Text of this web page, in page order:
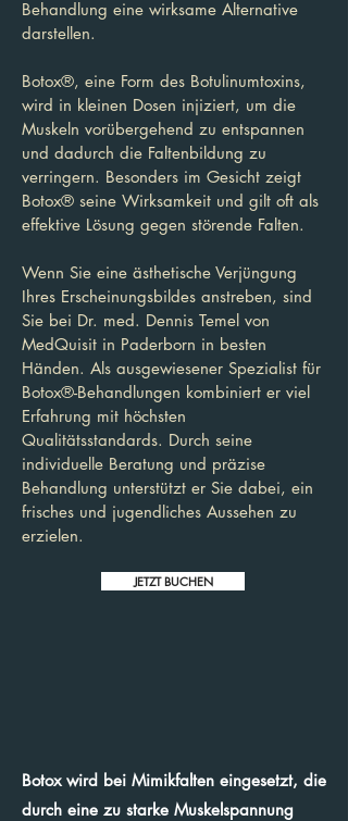
Behandlung eine wirksame Alternative
darstellen.
Botox®, eine Form des Botulinumtoxins,
wird in kleinen Dosen injiziert, um die
Muskeln vorübergehend zu entspannen
und dadurch die Faltenbildung zu
verringern. Besonders im Gesicht zeigt
Botox® seine Wirksamkeit und gilt oft als
effektive Lösung gegen störende Falten.
Wenn Sie eine ästhetische Verjüngung
Ihres Erscheinungsbildes anstreben, sind
Sie bei Dr. med. Dennis Temel von
MedQuisit in Paderborn in besten
Händen. Als ausgewiesener Spezialist für
Botox®-Behandlungen kombiniert er viel
Erfahrung mit höchsten
Qualitätsstandards. Durch seine
individuelle Beratung und präzise
Behandlung unterstützt er Sie dabei, ein
frisches und jugendliches Aussehen zu
erzielen.
JETZT BUCHEN
Botox wird bei Mimikfalten eingesetzt, die
durch eine zu starke Muskelspannung